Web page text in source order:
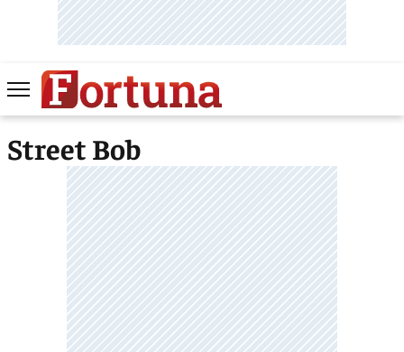
Street Bob